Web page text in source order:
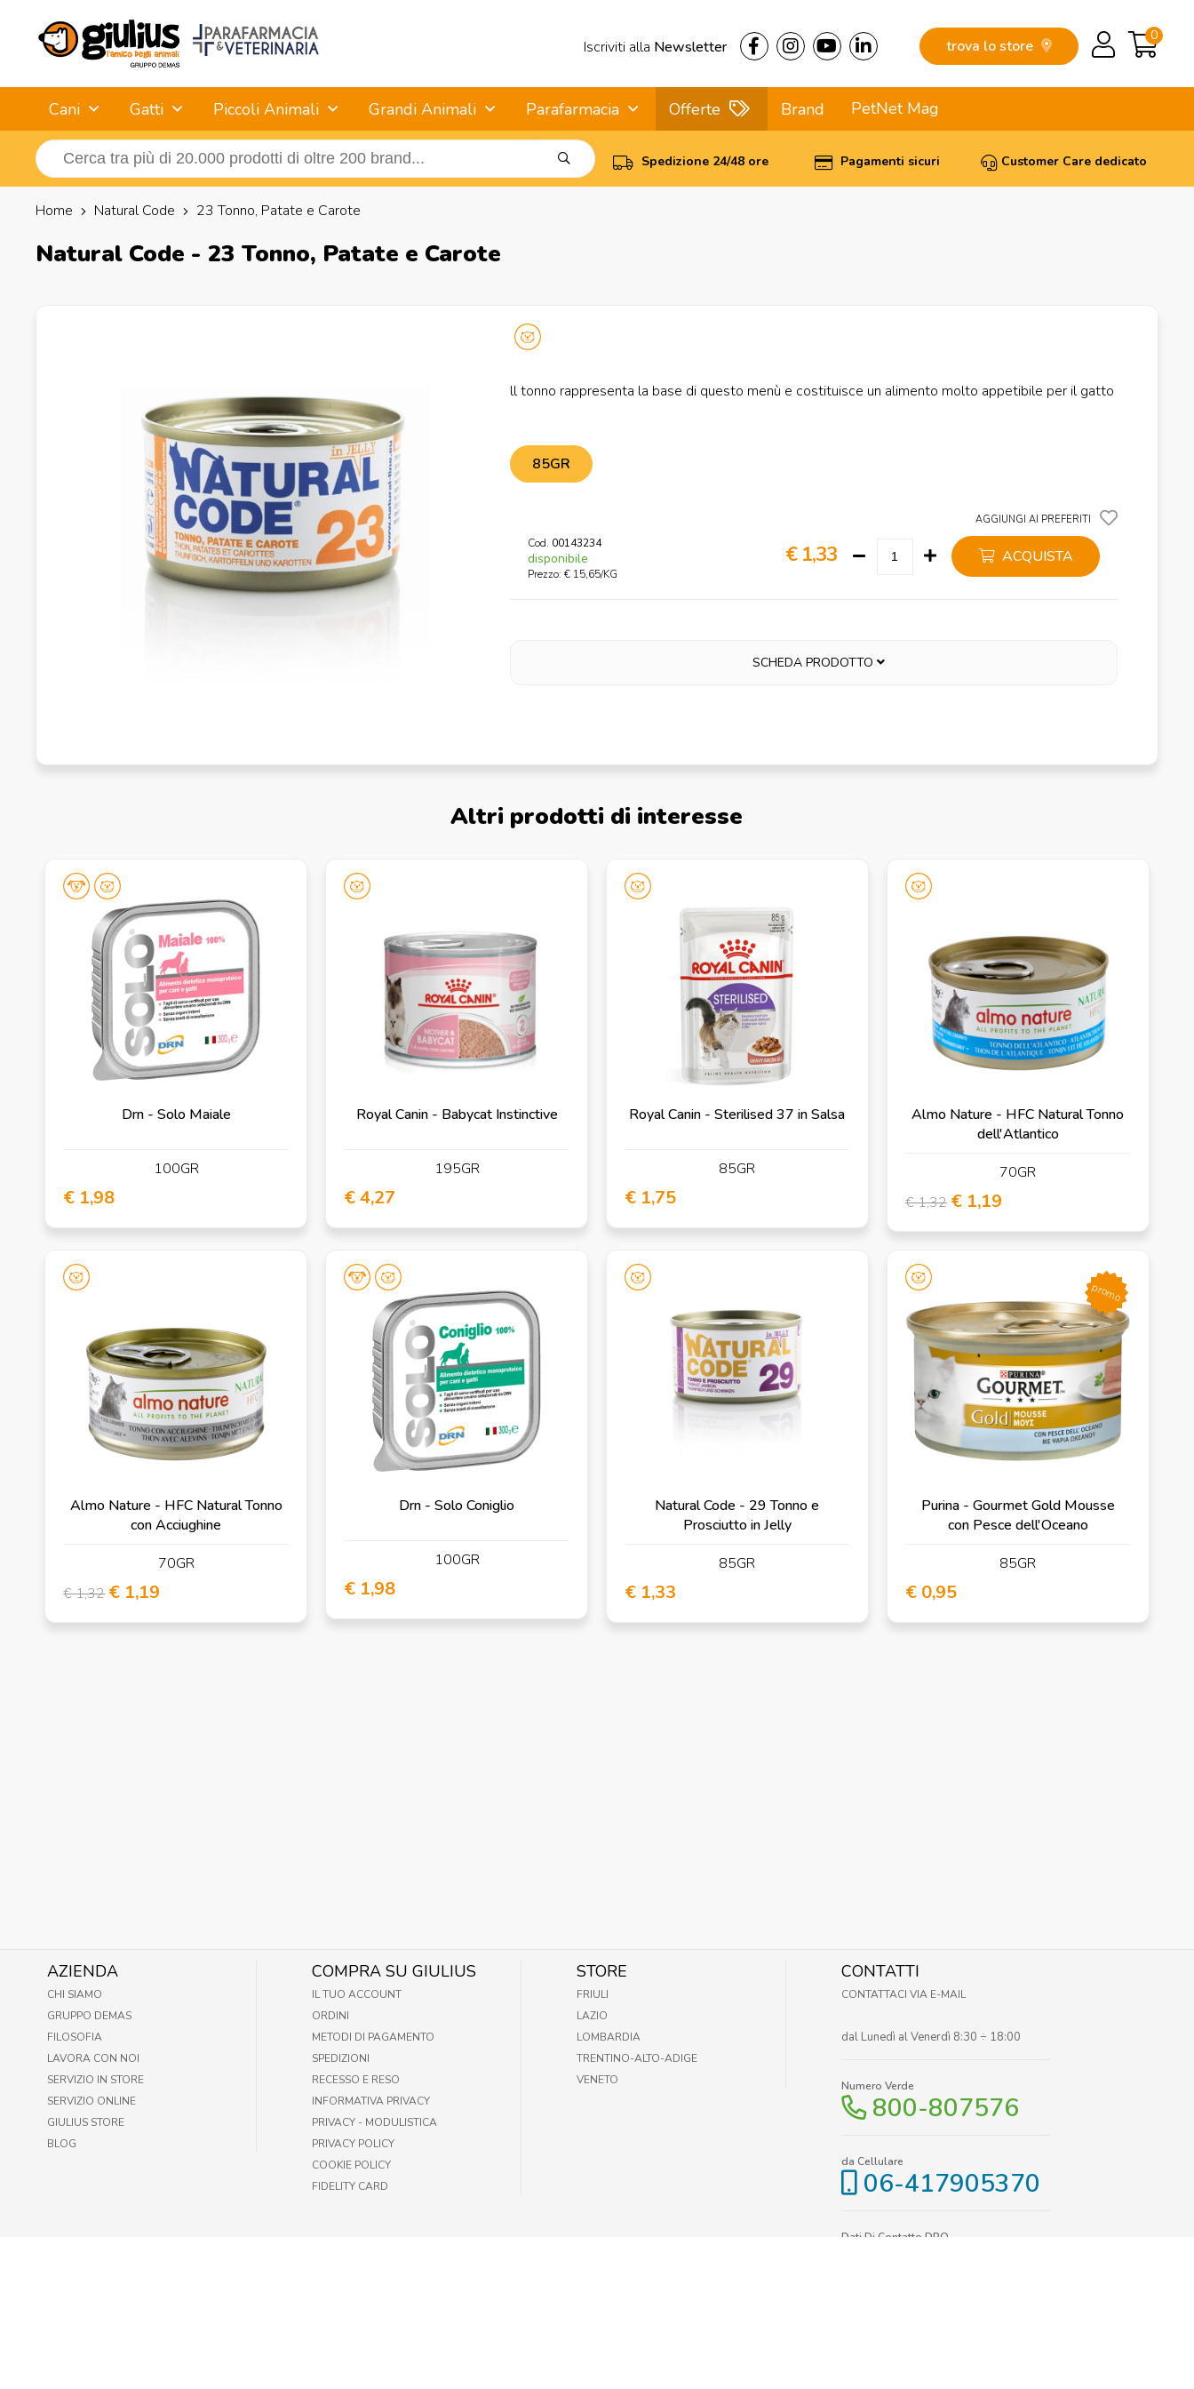
Iscriviti alla Newsletter trova lo store
0
Cani Gatti Piccoli Animali Grandi Animali Parafarmacia Offerte Brand PetNet Mag
Spedizione 24/48 ore Pagamenti sicuri Customer Care dedicato
Home Natural Code 23 Tonno, Patate e Carote
Natural Code - 23 Tonno, Patate e Carote
ll tonno rappresenta la base di questo menù e costituisce un alimento molto appetibile per il gatto
85GR
AGGIUNGI AI PREFERITI
Cod. 00143234
disponibile
Prezzo: € 15,65/KG
€ 1,33 ACQUISTA
SCHEDA PRODOTTO
Altri prodotti di interesse
Drn - Solo Maiale
100GR
€ 1,98
Royal Canin - Babycat Instinctive
195GR
€ 4,27
Royal Canin - Sterilised 37 in Salsa
85GR
€ 1,75
Almo Nature - HFC Natural Tonno
dell'Atlantico
70GR
€ 1,32 € 1,19
Almo Nature - HFC Natural Tonno
con Acciughine
70GR
€ 1,32 € 1,19
Drn - Solo Coniglio
100GR
€ 1,98
Natural Code - 29 Tonno e
Prosciutto in Jelly
85GR
€ 1,33
Purina - Gourmet Gold Mousse
con Pesce dell'Oceano
85GR
€ 0,95
promo
AZIENDA
CHI SIAMO
GRUPPO DEMAS
FILOSOFIA
LAVORA CON NOI
SERVIZIO IN STORE
SERVIZIO ONLINE
GIULIUS STORE
BLOG
COMPRA SU GIULIUS
IL TUO ACCOUNT
ORDINI
METODI DI PAGAMENTO
SPEDIZIONI
RECESSO E RESO
INFORMATIVA PRIVACY
PRIVACY - MODULISTICA
PRIVACY POLICY
COOKIE POLICY
FIDELITY CARD
STORE
FRIULI
LAZIO
LOMBARDIA
TRENTINO-ALTO-ADIGE
VENETO
CONTATTI
CONTATTACI VIA E-MAIL
dal Lunedì al Venerdì 8:30 ÷ 18:00
Numero Verde
800-807576
da Cellulare
06-417905370
Dati Di Contatto DPO